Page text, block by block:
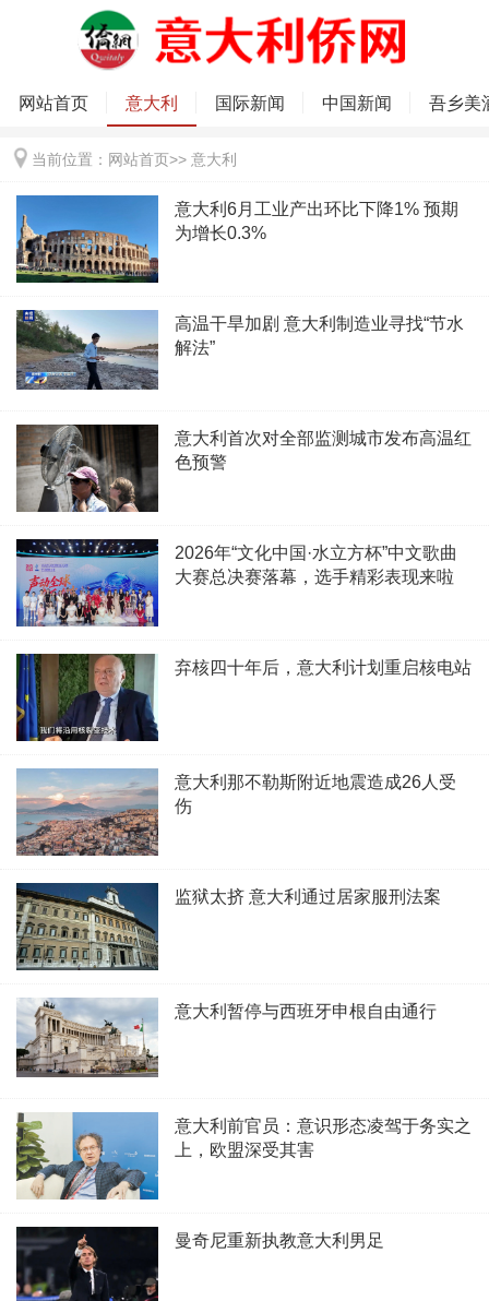
网站首页 意大利 国际新闻 中国新闻 吾乡美
当前位置： 网站首页>> 意大利
意大利6月工业产出环比下降1% 预期
为增长0.3%
高温干旱加剧 意大利制造业寻找“节水
解法”
意大利首次对全部监测城市发布高温红
色预警
2026年“文化中国·水立方杯”中文歌曲
大赛总决赛落幕，选手精彩表现来啦
弃核四十年后，意大利计划重启核电站
意大利那不勒斯附近地震造成26人受
伤
监狱太挤 意大利通过居家服刑法案
意大利暂停与西班牙申根自由通行
意大利前官员：意识形态凌驾于务实之
上，欧盟深受其害
曼奇尼重新执教意大利男足